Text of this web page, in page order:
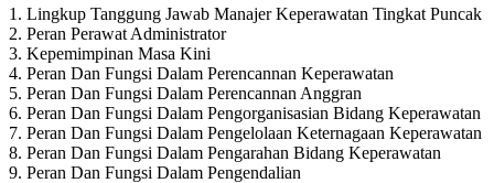
1. Lingkup Tanggung Jawab Manajer Keperawatan Tingkat Puncak
2. Peran Perawat Administrator
3. Kepemimpinan Masa Kini
4. Peran Dan Fungsi Dalam Perencannan Keperawatan
5. Peran Dan Fungsi Dalam Perencannan Anggran
6. Peran Dan Fungsi Dalam Pengorganisasian Bidang Keperawatan
7. Peran Dan Fungsi Dalam Pengelolaan Keternagaan Keperawatan
8. Peran Dan Fungsi Dalam Pengarahan Bidang Keperawatan
9. Peran Dan Fungsi Dalam Pengendalian